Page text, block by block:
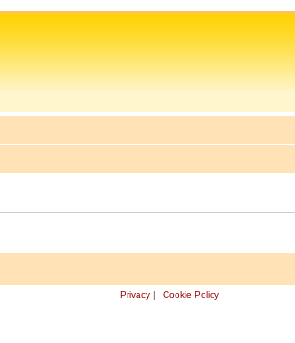
Privacy | Cookie Policy